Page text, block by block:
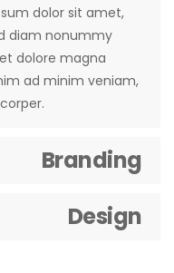
dolor sit amet,
diam nonummy
dolore magna
ad minim veniam,
Branding
Design